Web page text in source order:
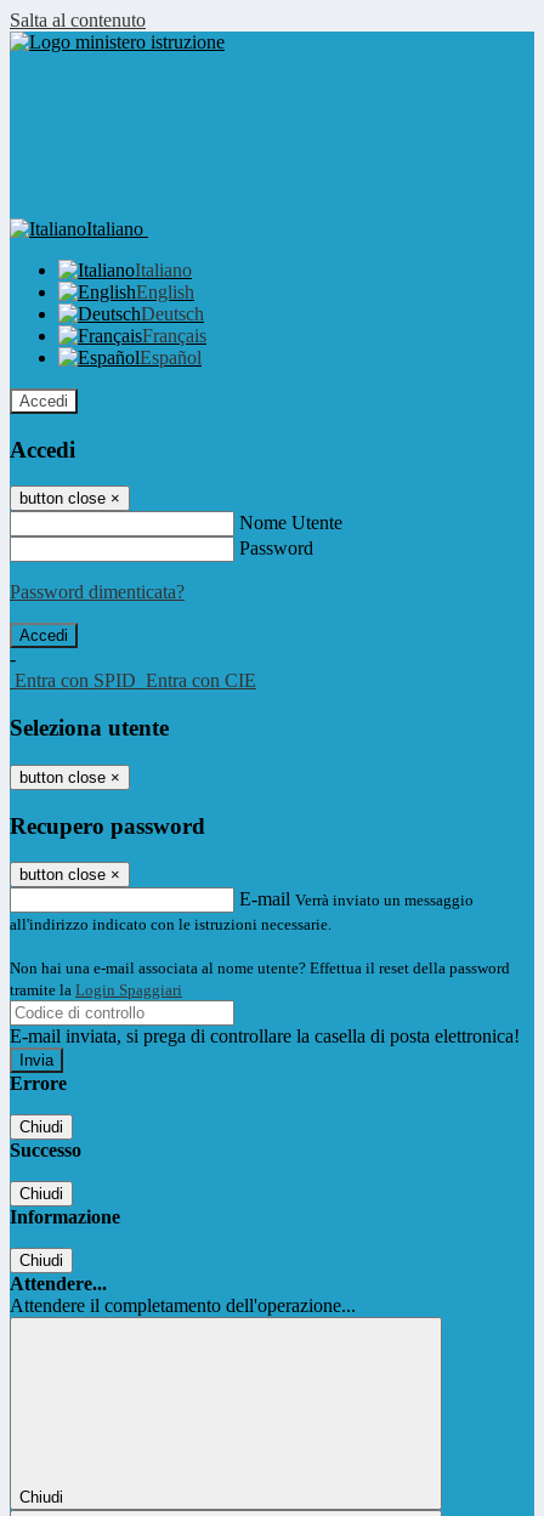
Salta al contenuto
Italiano
Italiano
English
Deutsch
Français
Español
Accedi
Accedi
button close ×
Nome Utente
Password
Password dimenticata?
-
Entra con SPID Entra con CIE
Seleziona utente
button close ×
Recupero password
button close ×
E-mail Verrà inviato un messaggio
all'indirizzo indicato con le istruzioni necessarie.
Non hai una e-mail associata al nome utente? Effettua il reset della password
tramite la Login Spaggiari
E-mail inviata, si prega di controllare la casella di posta elettronica!
Errore
Chiudi
Successo
Chiudi
Informazione
Chiudi
Attendere...
Attendere il completamento dell'operazione...
Chiudi